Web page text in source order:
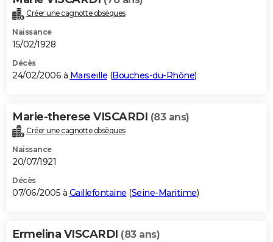
Créer une cagnotte obsèques
Naissance
15/02/1928
Décès
24/02/2006 à Marseille (Bouches-du-Rhône)
Marie-therese VISCARDI (83 ans)
Créer une cagnotte obsèques
Naissance
20/07/1921
Décès
07/06/2005 à Gaillefontaine (Seine-Maritime)
Ermelina VISCARDI (83 ans)